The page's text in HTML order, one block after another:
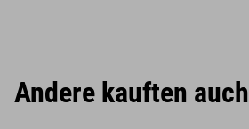
Andere kauften auch